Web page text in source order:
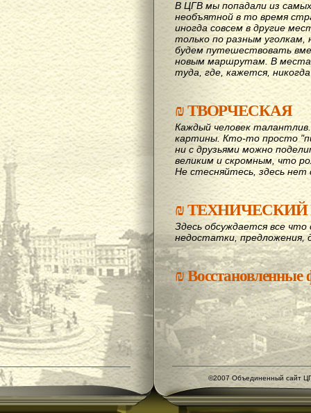
В ЦГВ мы попадали из
необъятной в то время
иногда совсем в другие
только по разным
будем путешествовать
новым маршрутам. В
туда, где, кажется,
₪ТВОРЧЕСКАЯ
Каждый человек
картины. Кто-то просто
ни с друзьями можно
великим и скромным, что
Не стесняйтесь, здесь нет
₪ТЕХНИЧЕСКИЙ
Здесь обсуждается все
недостатки, предложения,
₪
©2007 Объединенный сайт